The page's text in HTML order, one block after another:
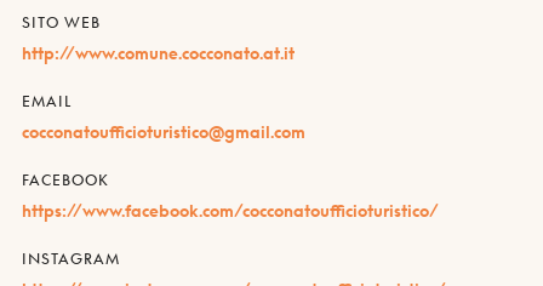
SITO WEB
http://www.comune.cocconato.at.it
EMAIL
cocconatoufficioturistico@gmail.com
FACEBOOK
https://www.facebook.com/cocconatoufficioturistico/
INSTAGRAM